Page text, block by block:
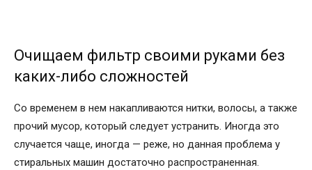
Очищаем фильтр своими руками без
каких-либо сложностей
Со временем в нем накапливаются нитки, волосы, а также
прочий мусор, который следует устранить. Иногда это
случается чаще, иногда — реже, но данная проблема у
стиральных машин достаточно распространенная.